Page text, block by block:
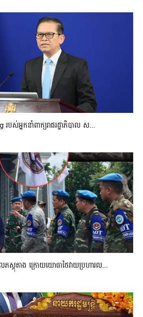
ស់អ្នកនាំពាក្យរាជរដ្ឋាភិបាល ស...
ភស្តុតាង ក្រោយយោធាថៃវាយប្រហារល...